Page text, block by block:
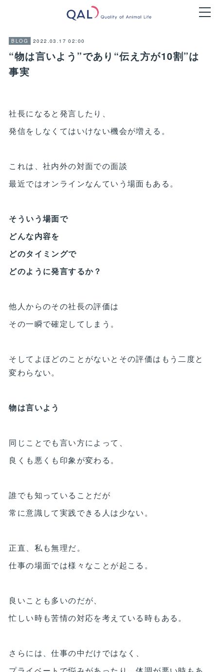
BLOG 2022.03.17 02:00
“物は言いよう”であり“伝え方が10割”は
事実
社長になると発言したり、
発信をしなくてはいけない機会が増える。
これは、社内外の対面での面談
最近ではオンラインなんていう場面もある。
そういう場面で
どんな内容を
どのタイミングで
どのように発言するか？
他人からのその社長の評価は
その一瞬で確定してしまう。
そしてよほどのことがないとその評価はもう二度と
変わらない。
物は言いよう
同じことでも言い方によって、
良くも悪くも印象が変わる。
誰でも知っていることだが
常に意識して実践できる人は少ない。
正直、私も無理だ。
仕事の場面では様々なことが起こる。
良いことも多いのだが、
忙しい時も苦情の対応を考えている時もある。
さらには、仕事の中だけではなく、